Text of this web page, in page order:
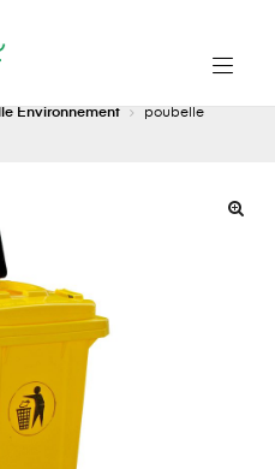
Environnement
poubelle